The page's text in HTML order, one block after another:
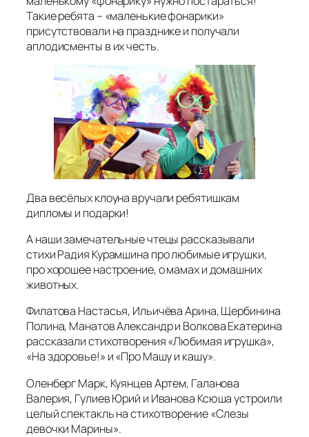
Такие ребята – «маленькие фонарики»
присутствовали на празднике и получали
аплодисменты в их честь.
Два весёлых клоуна вручали ребятишкам
дипломы и подарки!
А наши замечательные чтецы рассказывали
стихи Радия Курамшина про любимые игрушки,
про хорошее настроение, о мамах и домашних
животных.
Филатова Настасья, Ильичёва Арина, Щербинина
Полина, Манатов Александр и Волкова Екатерина
рассказали стихотворения «Любимая игрушка»,
«На здоровье!» и «Про Машу и кашу».
Оленберг Марк, Куянцев Артем, Галанова
Валерия, Гулиев Юрий и Иванова Ксюша устроили
целый спектакль на стихотворение «Слезы
девочки Марины».